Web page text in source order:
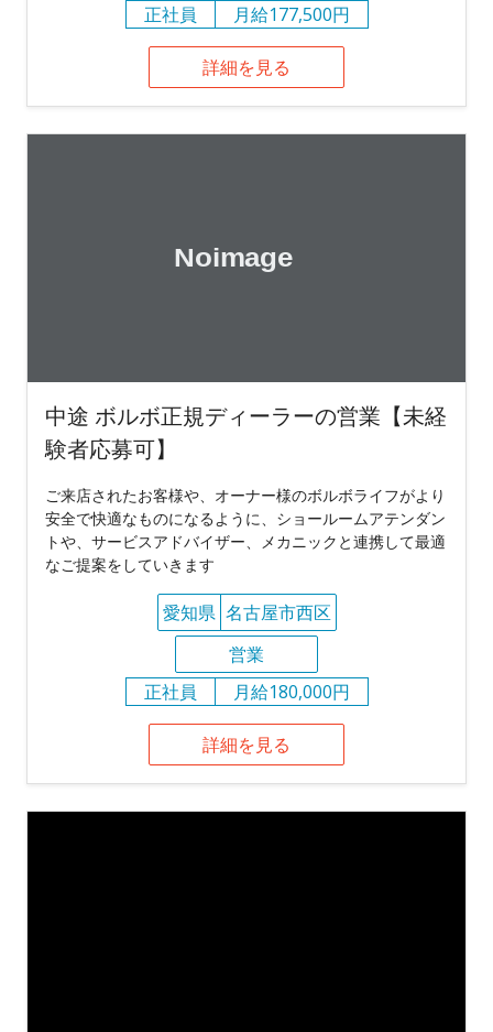
正社員
月給177,500円
詳細を見る
中途 ボルボ正規ディーラーの営業【未経
験者応募可】
ご来店されたお客様や、オーナー様のボルボライフがより
安全で快適なものになるように、ショールームアテンダン
トや、サービスアドバイザー、メカニックと連携して最適
なご提案をしていきます
愛知県 名古屋市西区
営業
正社員
月給180,000円
詳細を見る